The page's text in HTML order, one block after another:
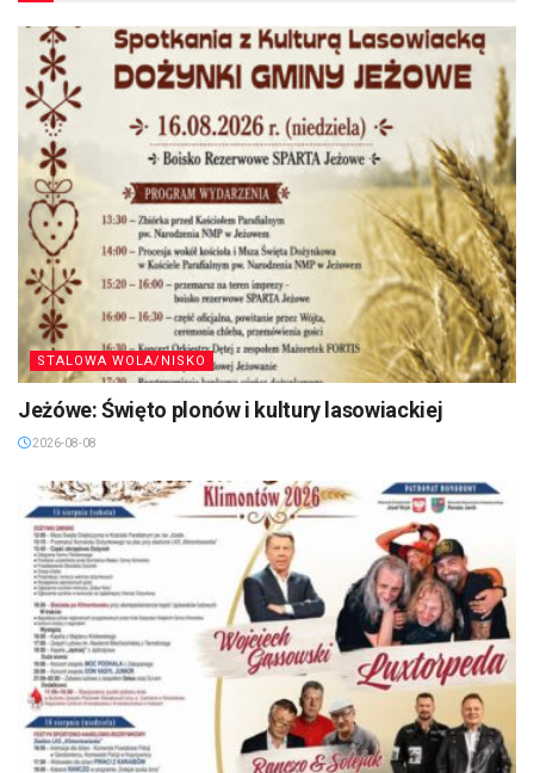
STALOWA WOLA/NISKO
Jeżówe: Święto plonów i kultury lasowiackiej
2026-08-08